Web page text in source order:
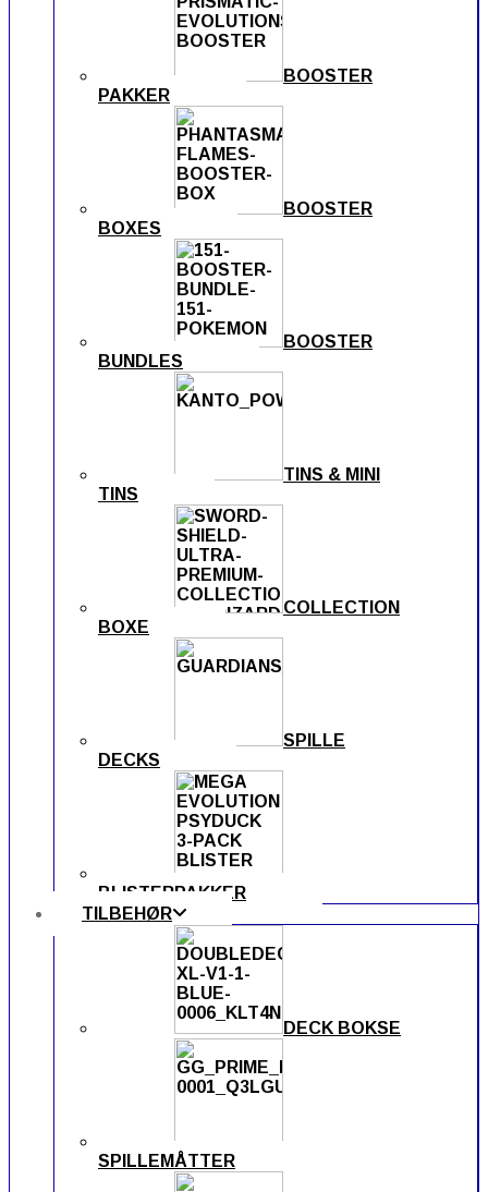
BOOSTER
PAKKER
BOOSTER
BOXES
BOOSTER
BUNDLES
TINS & MINI
TINS
COLLECTION
BOXE
SPILLE
DECKS
BLISTERPAKKER
TILBEHØR
DECK BOKSE
SPILLEMÅTTER